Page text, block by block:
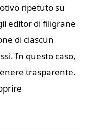
ripetuto su
editor di filigrane
di ciascun
In questo caso,
trasparente.